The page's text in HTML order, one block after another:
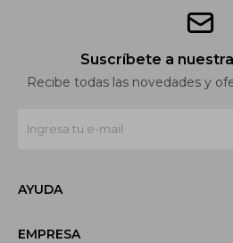
Suscríbete a
Recibe todas las novedades y
AYUDA
EMPRESA